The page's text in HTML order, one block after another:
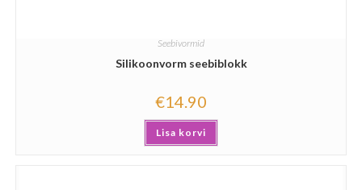
Seebivormid
Silikoonvorm seebiblokk
€14.90
Lisa korvi